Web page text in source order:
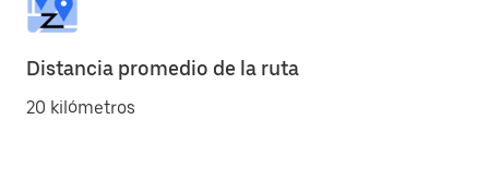
Distancia promedio de la ruta
20 kilómetros